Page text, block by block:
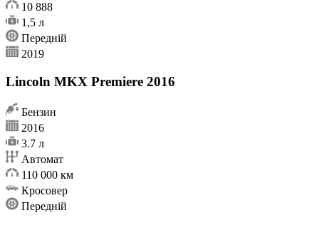
10 888
1,5 л
Передній
2019
Lincoln MKX Premiere 2016
Бензин
2016
3.7 л
Автомат
110 000 км
Кросовер
Передній